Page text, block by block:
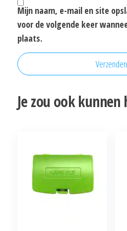
Mijn naam, e-mail en site
voor de volgende keer
plaats.
Je zou ook